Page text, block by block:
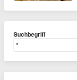
Suchbegriff